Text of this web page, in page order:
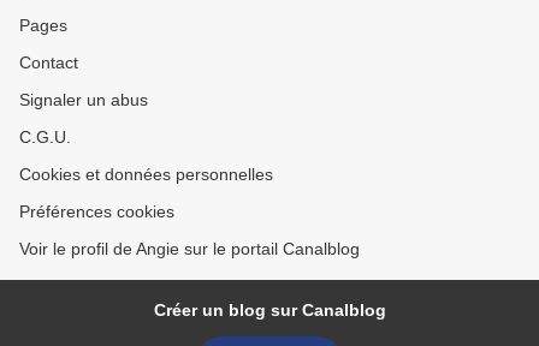
Pages
Contact
Signaler un abus
C.G.U.
Cookies et données personnelles
Préférences cookies
Voir le profil de Angie sur le portail Canalblog
Créer un blog sur Canalblog